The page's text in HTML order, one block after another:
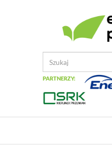
PARTNERZY: